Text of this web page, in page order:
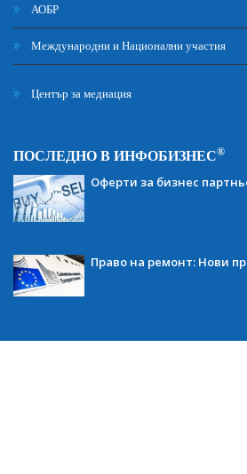
АОБР
Международни и Национални участия
Център за медиация
ПОСЛЕДНО В ИНФОБИЗНЕС®
Оферти за бизнес
Право на ремонт: Нови